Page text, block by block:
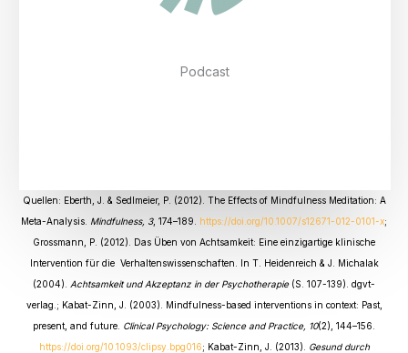
Podcast
Quellen: Eberth, J. & Sedlmeier, P. (2012). The Effects of Mindfulness Meditation: A
Meta-Analysis. Mindfulness, 3, 174–189. https://doi.org/10.1007/s12671-012-0101-x;
Grossmann, P. (2012). Das Üben von Achtsamkeit: Eine einzigartige klinische
Intervention für die Verhaltenswissenschaften. In T. Heidenreich & J. Michalak
(2004). Achtsamkeit und Akzeptanz in der Psychotherapie (S. 107-139). dgvt-
verlag.; Kabat-Zinn, J. (2003). Mindfulness-based interventions in context: Past,
present, and future. Clinical Psychology: Science and Practice, 10(2), 144–156.
https://doi.org/10.1093/clipsy.bpg016; Kabat-Zinn, J. (2013).
Gesund durch